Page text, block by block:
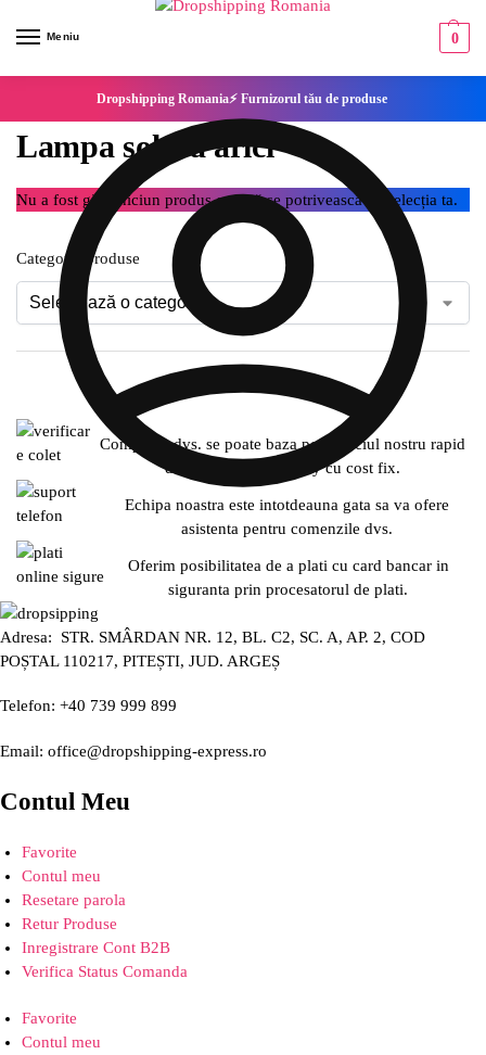
Meniu 0
Dropshipping Romania⚡ Furnizorul tău de produse
Lampa solara arici
Nu a fost găsit niciun produs care să se potrivească cu selecția ta.
Categorie produse
Compania dvs. se poate baza pe serviciul nostru rapid
de expediere SameDay cu cost fix.
Echipa noastra este intotdeauna gata sa va ofere
asistenta pentru comenzile dvs.
Oferim posibilitatea de a plati cu card bancar in
siguranta prin procesatorul de plati.
Adresa: STR. SMÂRDAN NR. 12, BL. C2, SC. A, AP. 2, COD
POȘTAL 110217, PITEȘTI, JUD. ARGEȘ
Telefon: +40 739 999 899
Email: office@dropshipping-express.ro
Contul Meu
Favorite
Contul meu
Resetare parola
Retur Produse
Inregistrare Cont B2B
Verifica Status Comanda
Favorite
Contul meu